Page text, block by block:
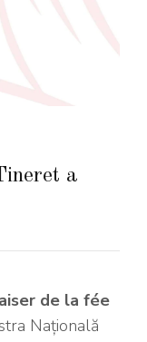
a
de la fée
Națională